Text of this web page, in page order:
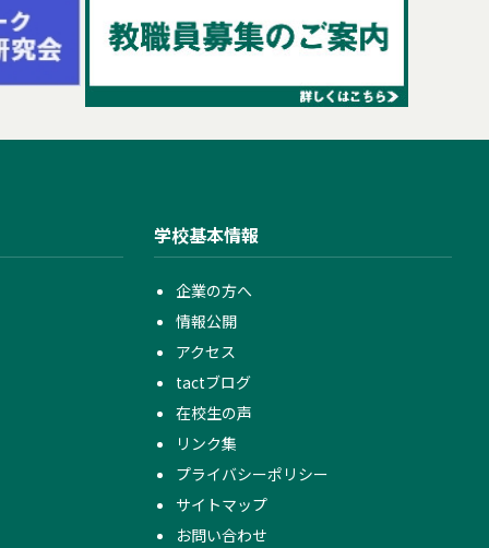
学校基本情報
企業の方へ
情報公開
アクセス
tactブログ
在校生の声
リンク集
プライバシーポリシー
サイトマップ
お問い合わせ